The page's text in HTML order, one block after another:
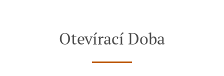
Otevírací Doba